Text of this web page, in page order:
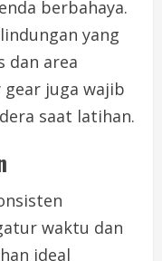
berbahaya.
yang
dan area
juga wajib
saat latihan.
waktu dan
ideal